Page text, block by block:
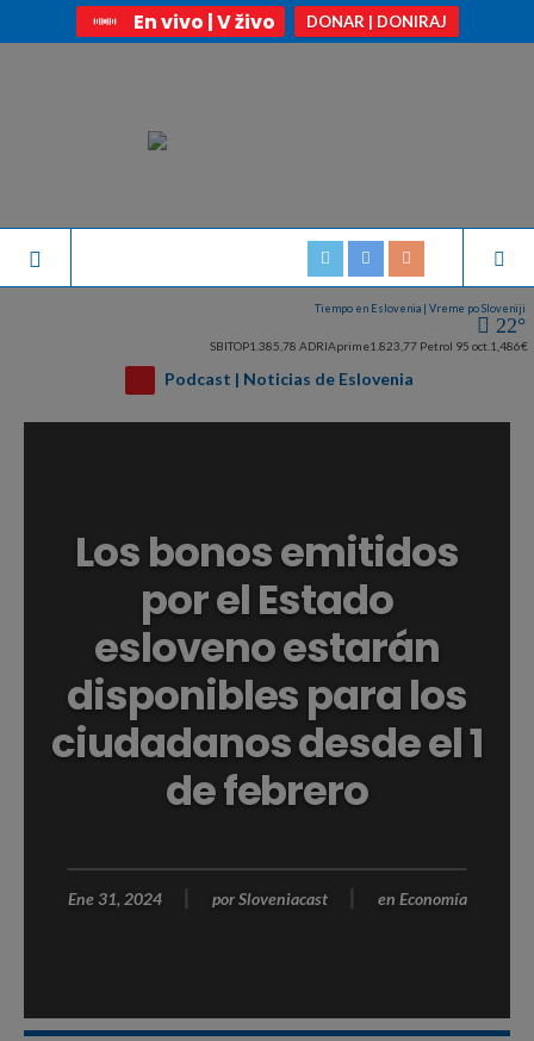
En vivo | V živo DONAR | DONIRAJ
Tiempo en Eslovenia | Vreme po Sloveniji
22°
SBITOP1.385,78 ADRIAprime1.823,77 Petrol 95 oct. 1,486€
Podcast | Noticias de Eslovenia
Los bonos emitidos
por el Estado
esloveno estarán
disponibles para los
ciudadanos desde el 1
de febrero
Ene 31, 2024 por Sloveniacast en Economía